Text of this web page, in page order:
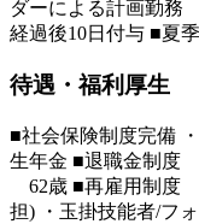
ダーによる計画勤務
経過後10日付与 ■夏
待遇・福利厚生
■社会保険制度完備
生年金 ■退職金制度
62歳 ■再雇用制度
担) ・玉掛技能者/フ